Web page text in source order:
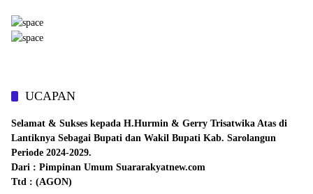
UCAPAN
Selamat & Sukses kepada H.Hurmin & Gerry Trisatwika Atas di
Lantiknya Sebagai Bupati dan Wakil Bupati Kab. Sarolangun
Periode 2024-2029.
Dari : Pimpinan Umum Suararakyatnew.com
Ttd : (AGON)